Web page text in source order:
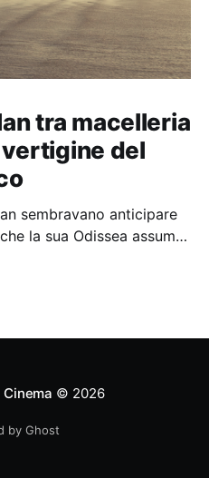
tra macelleria
del
sembravano anticipare
la sua Odissea assume
© 2026
by Ghost